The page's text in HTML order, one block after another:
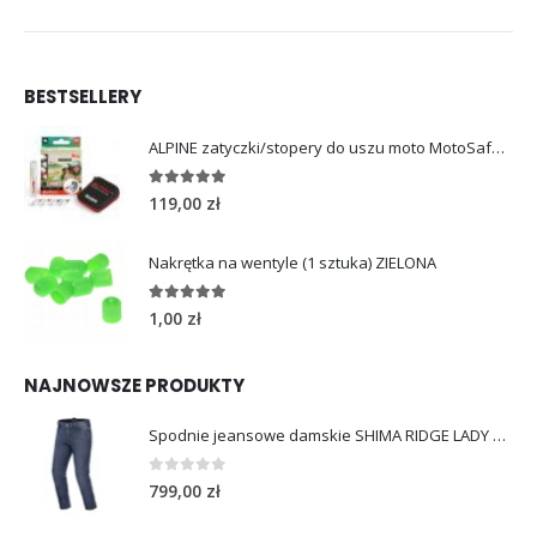
BESTSELLERY
ALPINE zatyczki/stopery do uszu moto MotoSafe Pro
119,00 zł
Nakrętka na wentyle (1 sztuka) ZIELONA
1,00 zł
NAJNOWSZE PRODUKTY
Spodnie jeansowe damskie SHIMA RIDGE LADY blue
out of 5
799,00 zł